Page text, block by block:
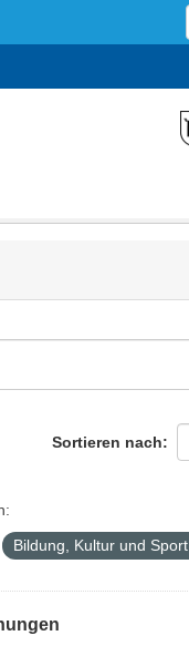
Sortieren nach
Bildung, Kultur und Sport